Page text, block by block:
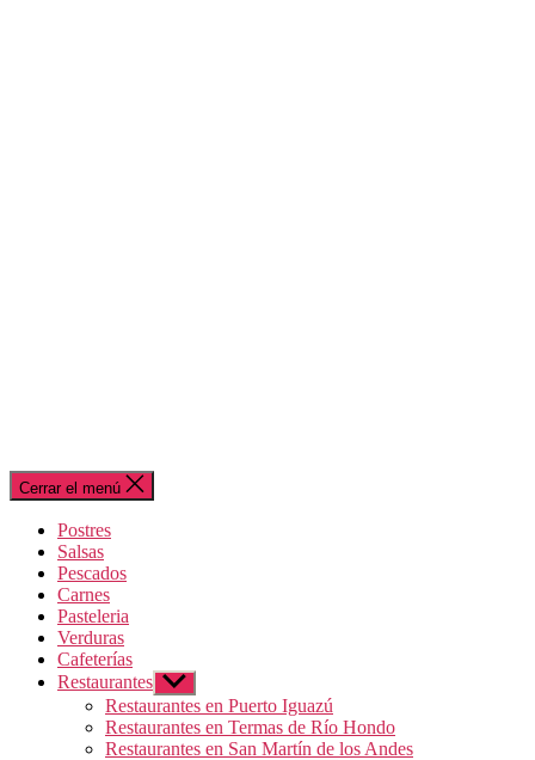
Cerrar el menú
Postres
Salsas
Pescados
Carnes
Pasteleria
Verduras
Cafeterías
Restaurantes Mostrar
el
submenú
Restaurantes en Puerto Iguazú
Restaurantes en Termas de Río Hondo
Restaurantes en San Martín de los Andes